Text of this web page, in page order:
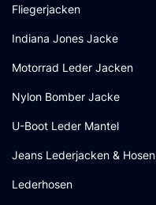
Fliegerjacken
Indiana Jones Jacke
Motorrad Leder Jacken
Nylon Bomber Jacke
U-Boot Leder Mantel
Jeans Lederjacken & Hosen
Lederhosen